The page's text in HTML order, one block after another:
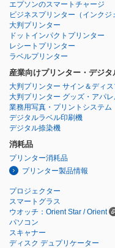
エプソンのスマートチャージ
ビジネスプリンター （インク
大判プリンター
ドットインパクトプリンター
レシートプリンター
ラベルプリンター
産業向けプリンター・デジタ
大判プリンター サイン＆ディス
大判プリンター グッズ・アパ
業務用写真・プリントシステム
デジタルラベル印刷機
デジタル捺染機
消耗品
プリンター消耗品
プリンター製品情報
プロジェクター
スマートグラス
ウオッチ：Orient Star / Orient
パソコン
スキャナー
ディスク デュプリケーター